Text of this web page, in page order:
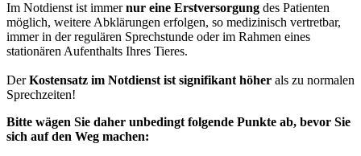
Im Notdienst ist immernur eine Erstversorgung des Patienten
möglich, weitere Abklärungen erfolgen, so medizinisch vertretbar,
immer in der regulären Sprechstunde oder im Rahmen eines
stationären Aufenthalts Ihres Tieres.
DerKostensatz im Notdienst ist signifikant höher als zu normalen
Sprechzeiten!
Bitte wägen Sie daher unbedingt folgende Punkte ab, bevor Sie
sich auf den Weg machen: